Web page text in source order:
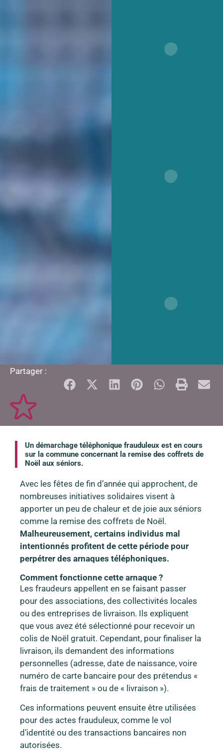
Partager :
Un démarchage téléphonique frauduleux est en cours
sur la commune concernant la remise des coffrets de
Noël aux séniors.
Avec les fêtes de fin d’année qui approchent, de
nombreuses initiatives solidaires visent à
apporter un peu de chaleur et de joie aux séniors
comme la remise des coffrets de Noël.
Malheureusement, certains individus mal
intentionnés profitent de cette période pour
perpétrer des arnaques téléphoniques.
Comment fonctionne cette arnaque ?
Les fraudeurs appellent en se faisant passer
pour des associations, des collectivités locales
ou des entreprises de livraison. Ils expliquent
que vous avez été sélectionné pour recevoir un
colis de Noël gratuit. Cependant, pour finaliser la
livraison, ils demandent des informations
personnelles (adresse, date de naissance, voire
numéro de carte bancaire pour des prétendus «
frais de traitement » ou de « livraison »).
Ces informations peuvent ensuite être utilisées
pour des actes frauduleux, comme le vol
d’identité ou des transactions bancaires non
autorisées.